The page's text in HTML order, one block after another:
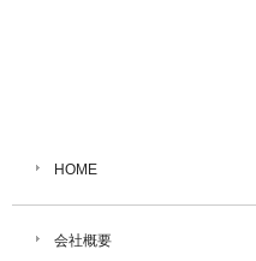
HOME
会社概要